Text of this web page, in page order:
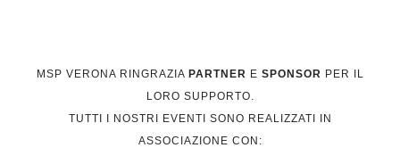
MSP VERONA RINGRAZIA PARTNER E SPONSOR PER IL
LORO SUPPORTO.
TUTTI I NOSTRI EVENTI SONO REALIZZATI IN
ASSOCIAZIONE CON: